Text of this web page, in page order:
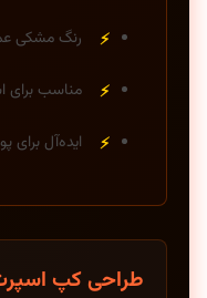
رنگ مشکی
مناسب برای
ایده‌آل
طراحی کپ